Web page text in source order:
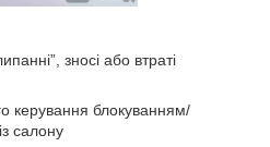
зносі або втраті
керування блокуванням/
салону